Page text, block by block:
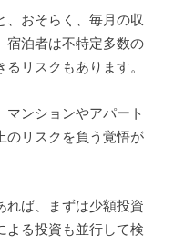
、おそらく、毎月の収
宿泊者は不特定多数の
リスクもあります。
マンションやアパート
のリスクを負う覚悟が
れば、まずは少額投資
よる投資も並行して検